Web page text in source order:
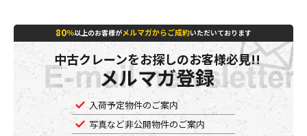
80％以上のお客様がメルマガからご成約いただいております
中古クレーンをお探しのお客様必見!!
メルマガ登録
入荷予定物件のご案内
写真など非公開物件のご案内